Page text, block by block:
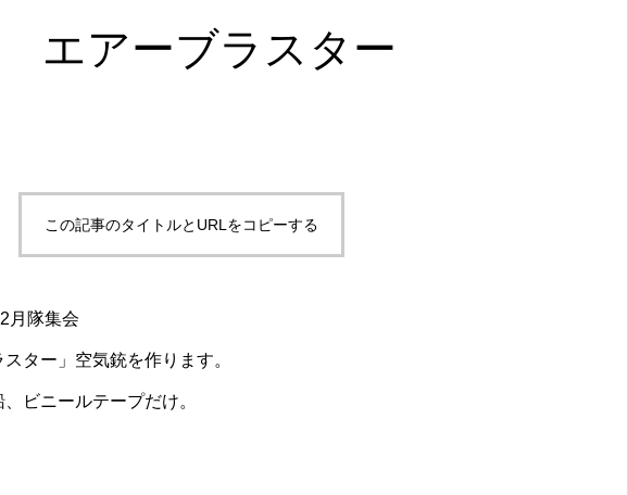
エアーブラスター
この記事のタイトルとURLをコピーする
月隊集会
ター」空気銃を作ります。
ビニールテープだけ。